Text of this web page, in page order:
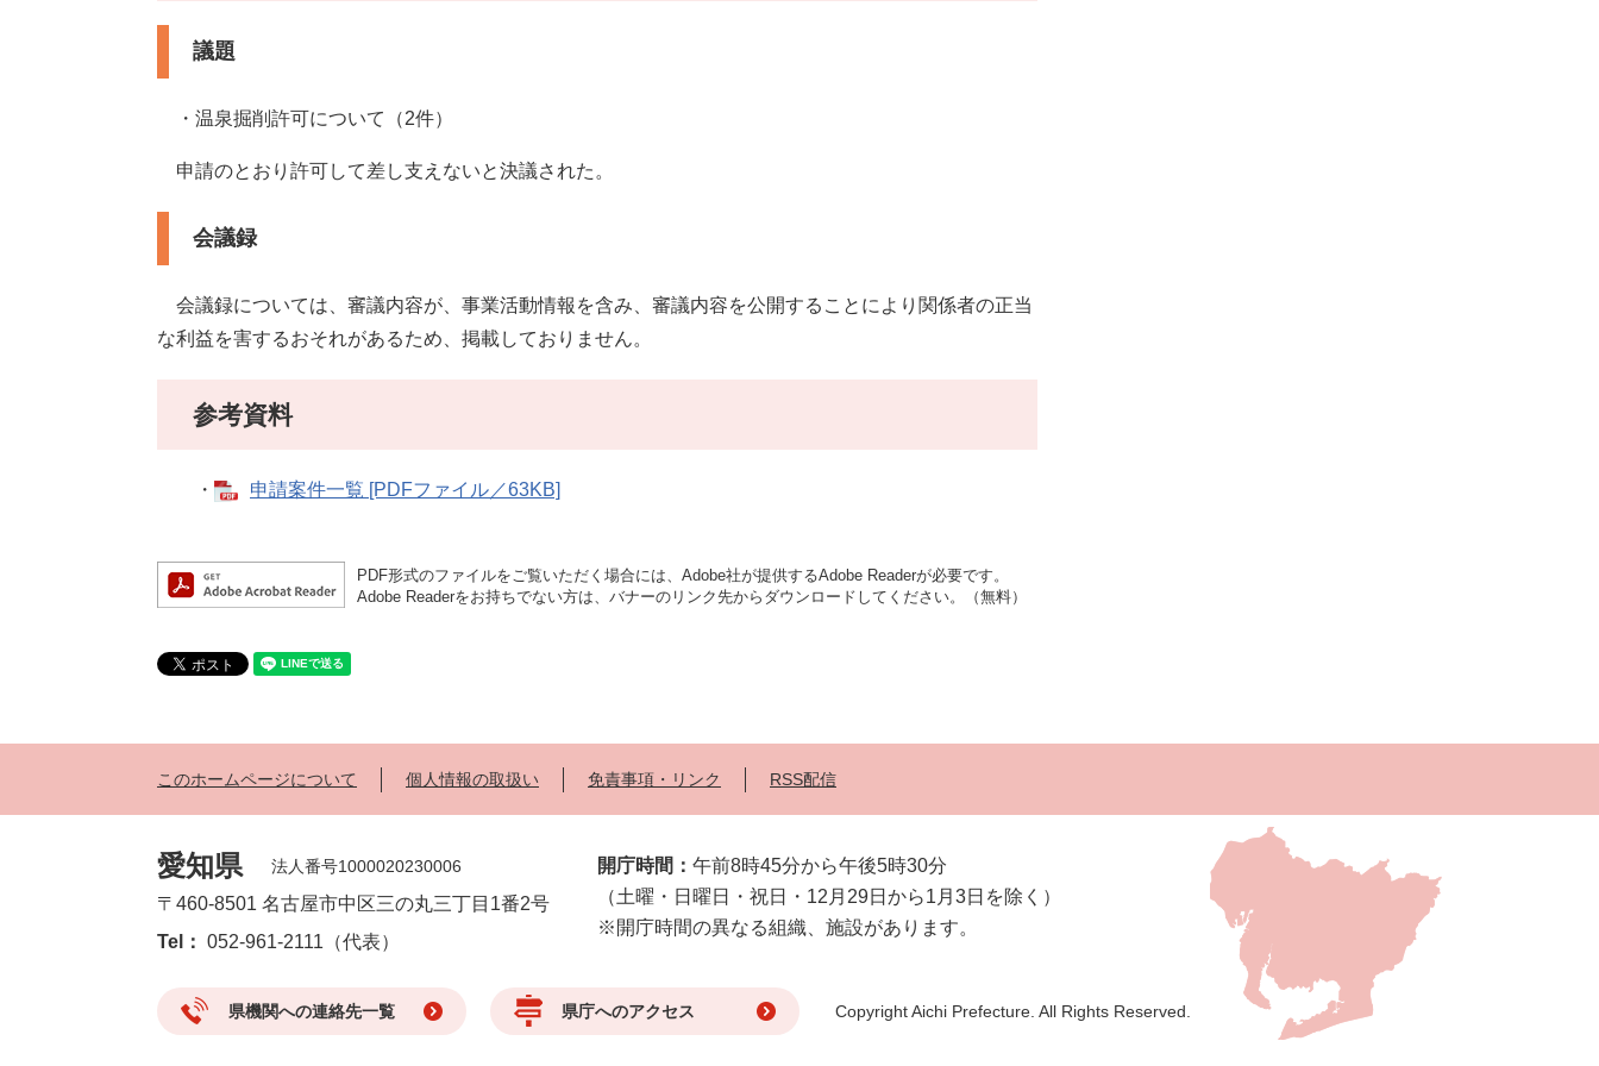
議題
・温泉掘削許可について（2件）
申請のとおり許可して差し支えないと決議された。
会議録
会議録については、審議内容が、事業活動情報を含み、審議内容を公開することにより関係者の正当
な利益を害するおそれがあるため、掲載しておりません。
参考資料
・ 申請案件一覧 [PDFファイル／63KB]
PDF形式のファイルをご覧いただく場合には、Adobe社が提供するAdobe Readerが必要です。
Adobe Readerをお持ちでない方は、バナーのリンク先からダウンロードしてください。（無料）
このホームページについて 個人情報の取扱い 免責事項・リンク RSS配信
愛知県 法人番号1000020230006
〒460-8501 名古屋市中区三の丸三丁目1番2号
Tel： 052-961-2111（代表）
開庁時間： 午前8時45分から午後5時30分
（土曜・日曜日・祝日・12月29日から1月3日を除く）
※開庁時間の異なる組織、施設があります。
県機関への連絡先一覧 県庁へのアクセス Copyright Aichi Prefecture. All Rights Reserved.